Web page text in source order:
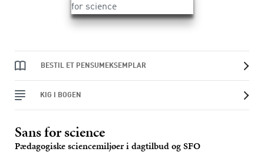
BESTIL ET PENSUMEKSEMPLAR
KIG I BOGEN
Sans for science
Pædagogiske sciencemiljøer i dagtilbud og SFO